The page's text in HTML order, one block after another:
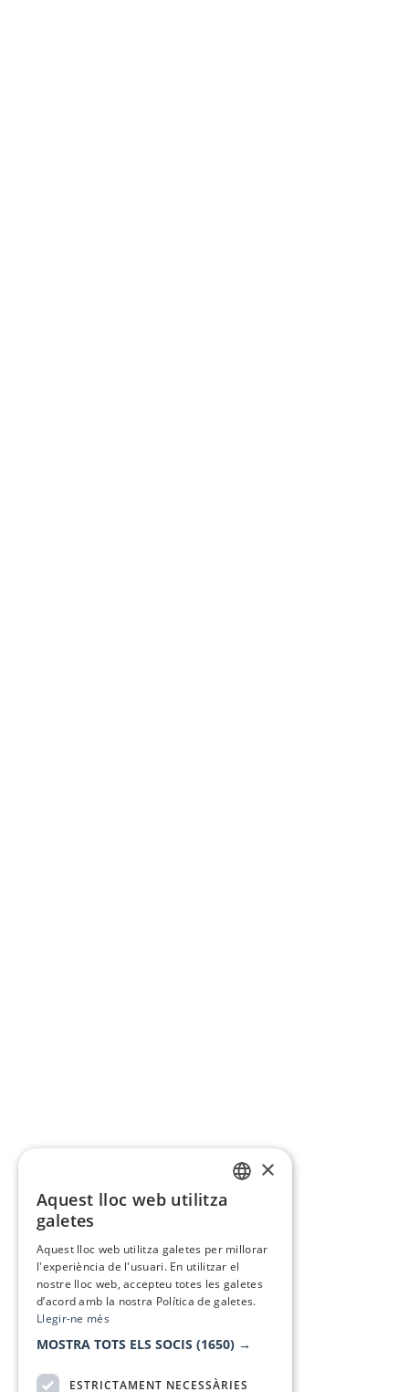
×
Aquest lloc web utilitza
galetes
Aquest lloc web utilitza galetes per millorar
l'experiència de l'usuari. En utilitzar el
nostre lloc web, accepteu totes les galetes
d’acord amb la nostra Política de galetes.
Llegir-ne més
MOSTRA TOTS ELS SOCIS (1650) →
ESTRICTAMENT NECESSÀRIES